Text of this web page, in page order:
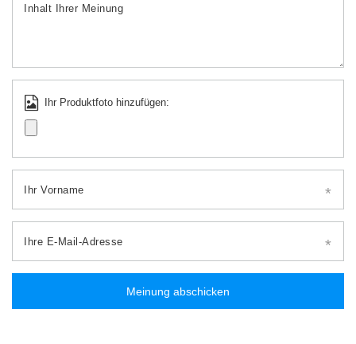
Inhalt Ihrer Meinung
Ihr Produktfoto hinzufügen:
Ihr Vorname
Ihre E-Mail-Adresse
Meinung abschicken